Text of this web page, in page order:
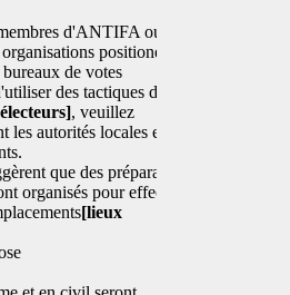
d'ANTIFA ou de
positionées
de votes
des tactiques de
, veuillez
les autorités locales et
que des préparatifs
organisés pour effectuer
[lieux